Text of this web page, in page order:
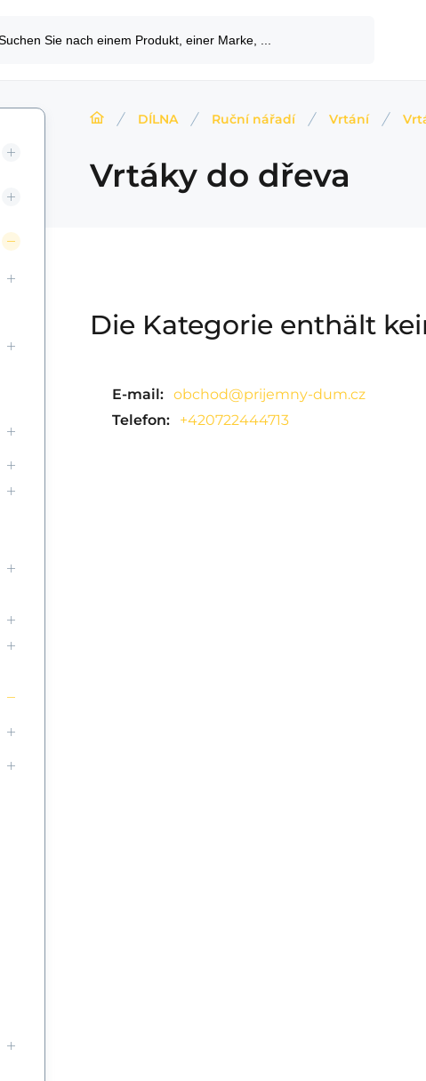
DÍLNA Ruční nářadí Vrtání
Vrtáky do dřeva
Die Kategorie enthält
E-mail: obchod@prijemny-dum.cz
Telefon:
+420722444713